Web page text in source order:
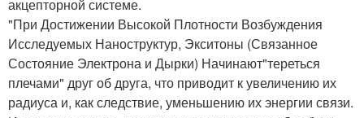
акцепторной системе.
"При Достижении Высокой Плотности Возбуждения
Исследуемых Наноструктур, Экситоны (Связанное
Состояние Электрона и Дырки) Начинают"тереться
плечами" друг об друга, что приводит к увеличению их
радиуса и, как следствие, уменьшению их энергии связи.